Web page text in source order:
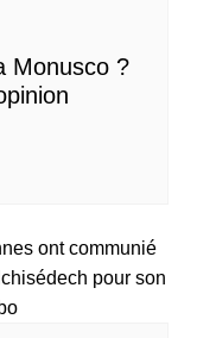
Monusco ?